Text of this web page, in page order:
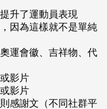
升了運動員表現
因為這樣就不是單純
運會徽、吉祥物、代
影片
影片
感謝文（不同社群平